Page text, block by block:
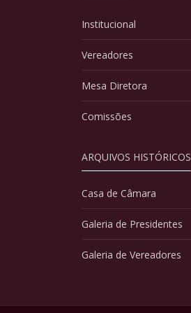
Institucional
Vereadores
Mesa Diretora
Comissões
ARQUIVOS HISTÓRICOS
Casa de Câmara
Galeria de Presidentes
Galeria de Vereadores